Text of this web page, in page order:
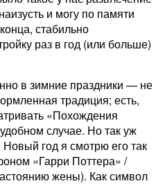
и могу по памяти
стабильно
раз в год (или больше)
в зимние праздники — не
традиция; есть,
«Похождения
случае. Но так уж
год я смотрю его так
«Гарри Поттера» /
жены). Как символ